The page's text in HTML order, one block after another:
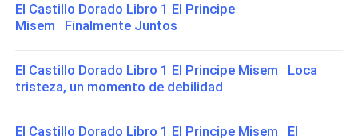
El Castillo Dorado Libro 1 El Principe
Misem Finalmente Juntos
El Castillo Dorado Libro 1 El Principe Misem Loca
tristeza, un momento de debilidad
El Castillo Dorado Libro 1 El Principe Misem El